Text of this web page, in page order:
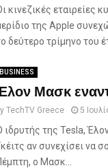
κινεζικές εταιρείες
της Apple
δεύτερο τρίμηνο του
BUSINESS
Μασκ
TechTV Greece 5
ιδρυτής της Tesla,
αν συνεχίσει να
ο Μασκ...